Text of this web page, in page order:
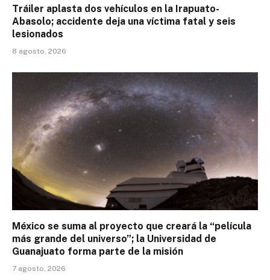
Tráiler aplasta dos vehículos en la Irapuato-
Abasolo; accidente deja una víctima fatal y seis
lesionados
8 agosto, 2026
México se suma al proyecto que creará la “película
más grande del universo”; la Universidad de
Guanajuato forma parte de la misión
7 agosto, 2026